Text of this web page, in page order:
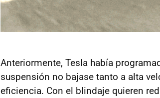
Anteriormente, Tesla había
suspensión no bajase tanto a alta
eficiencia. Con el blindaje quieren